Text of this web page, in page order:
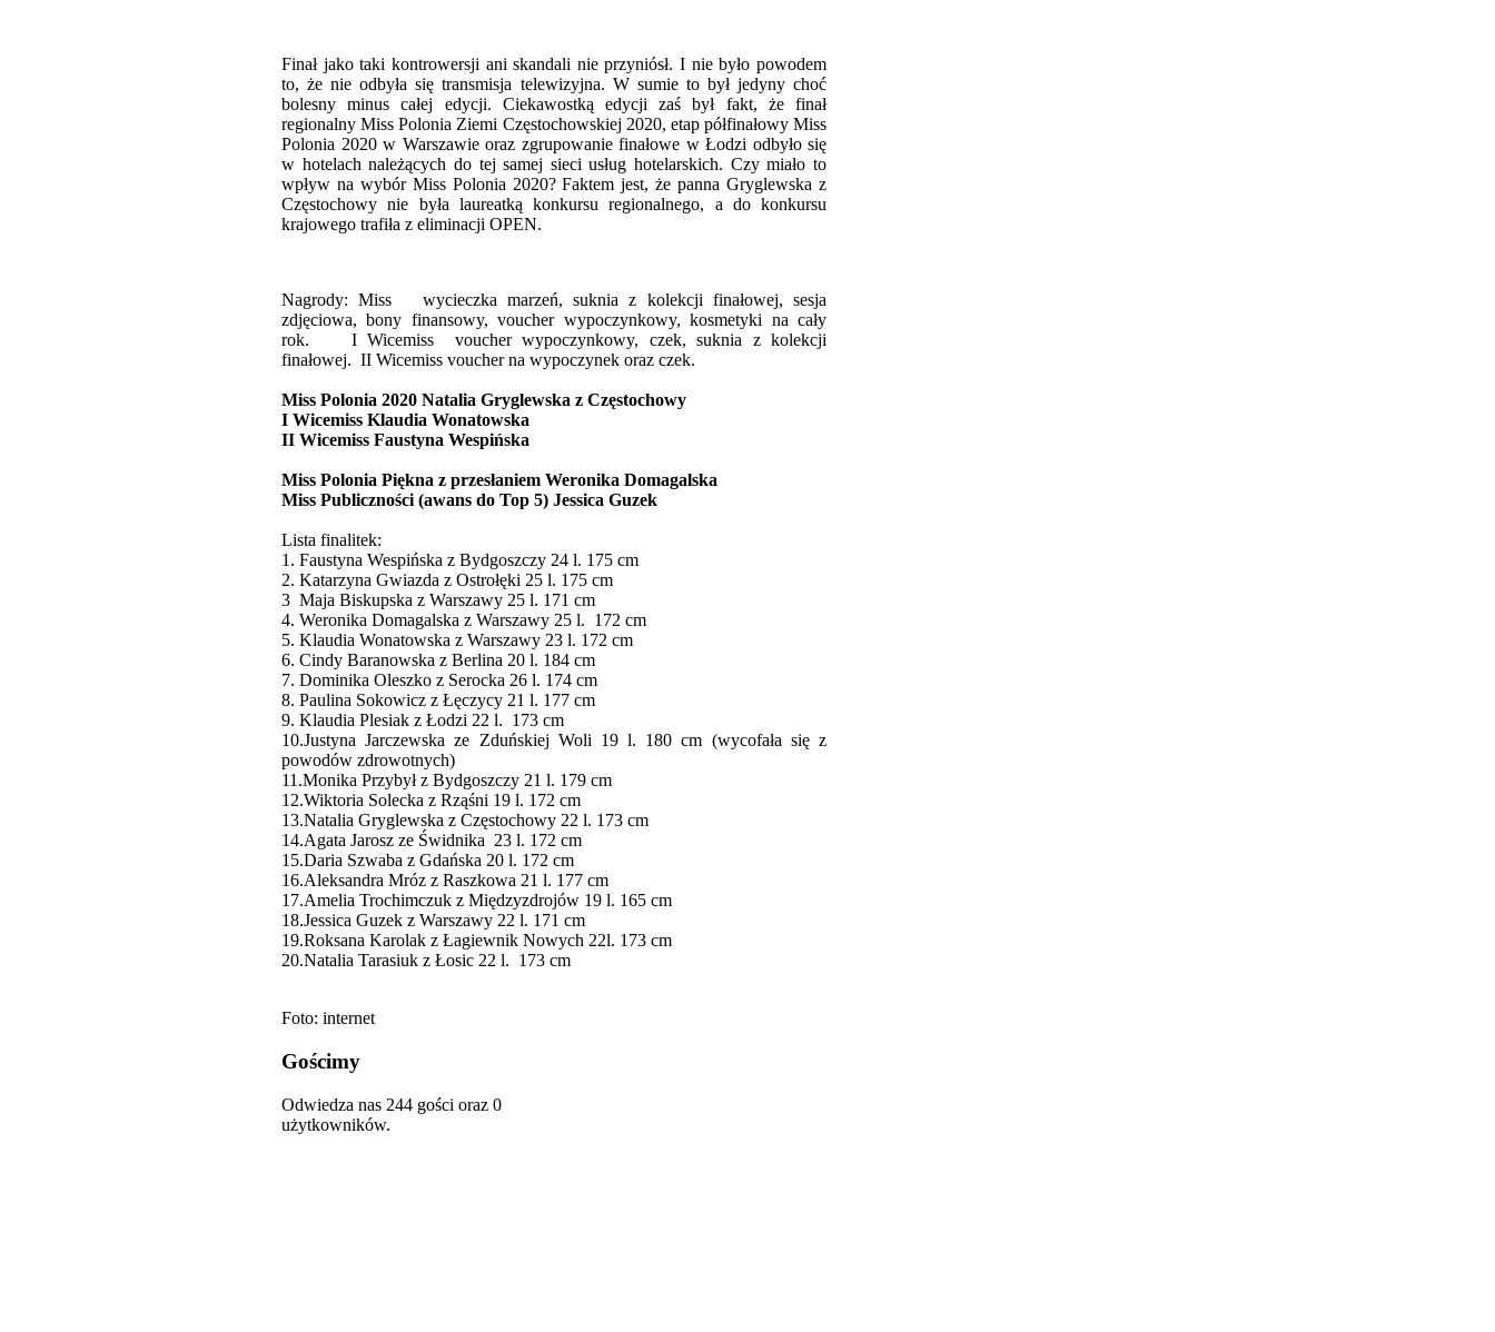
Finał jako taki kontrowersji ani skandali nie przyniósł. I nie było powodem
to, że nie odbyła się transmisja telewizyjna. W sumie to był jedyny choć
bolesny minus całej edycji. Ciekawostką edycji zaś był fakt, że finał
regionalny Miss Polonia Ziemi Częstochowskiej 2020, etap półfinałowy Miss
Polonia 2020 w Warszawie oraz zgrupowanie finałowe w Łodzi odbyło się
w hotelach należących do tej samej sieci usług hotelarskich. Czy miało to
wpływ na wybór Miss Polonia 2020? Faktem jest, że panna Gryglewska z
Częstochowy nie była laureatką konkursu regionalnego, a do konkursu
krajowego trafiła z eliminacji OPEN.
Nagrody: Miss wycieczka marzeń, suknia z kolekcji finałowej, sesja
zdjęciowa, bony finansowy, voucher wypoczynkowy, kosmetyki na cały
rok. I Wicemiss voucher wypoczynkowy, czek, suknia z kolekcji
finałowej. II Wicemiss voucher na wypoczynek oraz czek.
Miss Polonia 2020 Natalia Gryglewska z Częstochowy
I Wicemiss Klaudia Wonatowska
II Wicemiss Faustyna Wespińska
Miss Polonia Piękna z przesłaniem Weronika Domagalska
Miss Publiczności (awans do Top 5) Jessica Guzek
Lista finalitek:
1. Faustyna Wespińska z Bydgoszczy 24 l. 175 cm
2. Katarzyna Gwiazda z Ostrołęki 25 l. 175 cm
3 Maja Biskupska z Warszawy 25 l. 171 cm
4. Weronika Domagalska z Warszawy 25 l. 172 cm
5. Klaudia Wonatowska z Warszawy 23 l. 172 cm
6. Cindy Baranowska z Berlina 20 l. 184 cm
7. Dominika Oleszko z Serocka 26 l. 174 cm
8. Paulina Sokowicz z Łęczycy 21 l. 177 cm
9. Klaudia Plesiak z Łodzi 22 l. 173 cm
10.Justyna Jarczewska ze Zduńskiej Woli 19 l. 180 cm (wycofała się z
powodów zdrowotnych)
11.Monika Przybył z Bydgoszczy 21 l. 179 cm
12.Wiktoria Solecka z Rząśni 19 l. 172 cm
13.Natalia Gryglewska z Częstochowy 22 l. 173 cm
14.Agata Jarosz ze Świdnika 23 l. 172 cm
15.Daria Szwaba z Gdańska 20 l. 172 cm
16.Aleksandra Mróz z Raszkowa 21 l. 177 cm
17.Amelia Trochimczuk z Międzyzdrojów 19 l. 165 cm
18.Jessica Guzek z Warszawy 22 l. 171 cm
19.Roksana Karolak z Łagiewnik Nowych 22l. 173 cm
20.Natalia Tarasiuk z Łosic 22 l. 173 cm
Foto: internet
Gościmy
Odwiedza nas 244 gości oraz 0
użytkowników.